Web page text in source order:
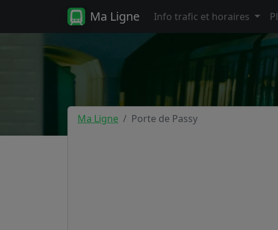
Ma Ligne Info trafic et horaires
Ma Ligne Porte de Passy